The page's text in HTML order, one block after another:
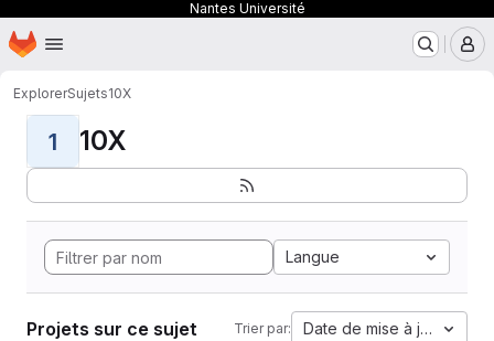
Nantes Université
Passer au contenu principal
Page d'accueil
ExplorerSujets10X
1 10X
Langue
Projets sur ce sujet Trier par: Date de mise à jour